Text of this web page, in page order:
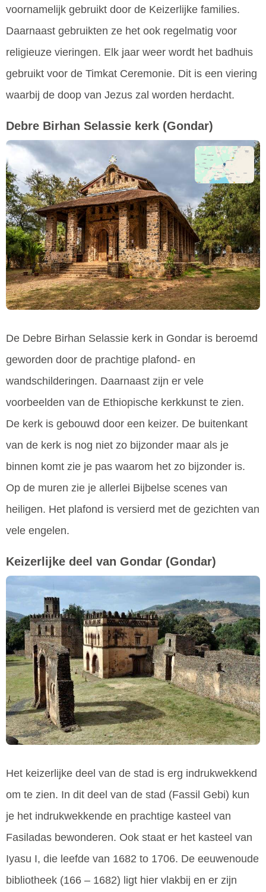
voornamelijk gebruikt door de Keizerlijke families.
Daarnaast gebruikten ze het ook regelmatig voor
religieuze vieringen. Elk jaar weer wordt het badhuis
gebruikt voor de Timkat Ceremonie. Dit is een viering
waarbij de doop van Jezus zal worden herdacht.
Debre Birhan Selassie kerk (Gondar)
De Debre Birhan Selassie kerk in Gondar is beroemd
geworden door de prachtige plafond- en
wandschilderingen. Daarnaast zijn er vele
voorbeelden van de Ethiopische kerkkunst te zien.
De kerk is gebouwd door een keizer. De buitenkant
van de kerk is nog niet zo bijzonder maar als je
binnen komt zie je pas waarom het zo bijzonder is.
Op de muren zie je allerlei Bijbelse scenes van
heiligen. Het plafond is versierd met de gezichten van
vele engelen.
Keizerlijke deel van Gondar (Gondar)
Het keizerlijke deel van de stad is erg indrukwekkend
om te zien. In dit deel van de stad (Fassil Gebi) kun
je het indrukwekkende en prachtige kasteel van
Fasiladas bewonderen. Ook staat er het kasteel van
Iyasu I, die leefde van 1682 to 1706. De eeuwenoude
bibliotheek (166 – 1682) ligt hier vlakbij en er zijn